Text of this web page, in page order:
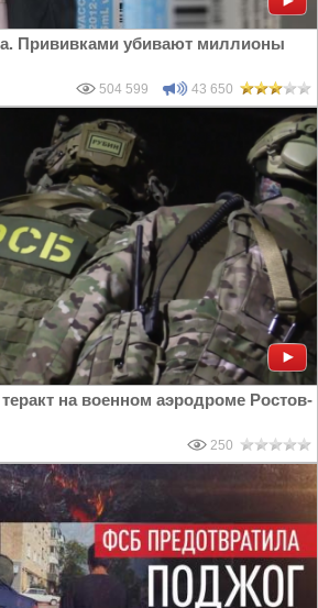
Прививками убивают миллионы
504 599 43 650
на военном аэродроме Ростов-
250